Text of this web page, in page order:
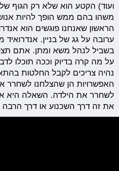
ועוד) הקטע הוא שלא רק הגוף
משהו בהם ממש הופך להיות
הראשון שאנחנו פוגשים הוא
ערובה על גג של בניין.
בשביל לנהל משא ומתן. אתם
על מה קרה בדיוק וככה תוכלו
נהיה צריכים לקבל החלטות
האפשרויות הן שהצלחנו לשחרר
לשחרר את הילדה. השאלה היא
את זה דרך השכנוע או דרך הרבה